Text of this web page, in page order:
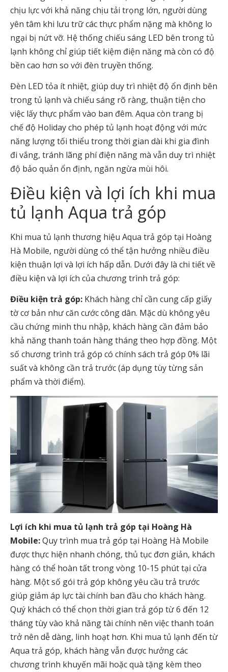
chịu lực với khả năng chịu tải trọng lớn, người dùng
yên tâm khi lưu trữ các thực phẩm nặng mà không lo
ngại bị nứt vỡ. Hệ thống chiếu sáng LED bên trong tủ
lạnh không chỉ giúp tiết kiệm điện năng mà còn có độ
bền cao hơn so với đèn truyền thống.
Đèn LED tỏa ít nhiệt, giúp duy trì nhiệt độ ổn định bên
trong tủ lạnh và chiếu sáng rõ ràng, thuận tiện cho
việc lấy thực phẩm vào ban đêm. Aqua còn trang bị
chế độ Holiday cho phép tủ lạnh hoạt động với mức
năng lượng tối thiểu trong thời gian dài khi gia đình
đi vắng, tránh lãng phí điện năng mà vẫn duy trì nhiệt
độ bảo quản ổn định, ngăn ngừa mùi hôi.
Điều kiện và lợi ích khi mua
tủ lạnh Aqua trả góp
Khi mua tủ lạnh thương hiệu Aqua trả góp tại Hoàng
Hà Mobile, người dùng có thể tận hưởng nhiều điều
kiện thuận lợi và lợi ích hấp dẫn. Dưới đây là chi tiết về
điều kiện và lợi ích của chương trình trả góp:
Điều kiện trả góp: Khách hàng chỉ cần cung cấp giấy
tờ cơ bản như căn cước công dân. Mặc dù không yêu
cầu chứng minh thu nhập, khách hàng cần đảm bảo
khả năng thanh toán hàng tháng theo hợp đồng. Một
số chương trình trả góp có chính sách trả góp 0% lãi
suất và không cần trả trước (áp dụng tùy từng sản
phẩm và thời điểm).
Lợi ích khi mua tủ lạnh trả góp tại Hoàng Hà
Mobile:Quy trình mua trả góp tại Hoàng Hà Mobile
được thực hiện nhanh chóng, thủ tục đơn giản, khách
hàng có thể hoàn tất trong vòng 10-15 phút tại cửa
hàng. Một số gói trả góp không yêu cầu trả trước
giúp giảm áp lực tài chính ban đầu cho khách hàng.
Quý khách có thể chọn thời gian trả góp từ 6 đến 12
tháng tùy vào khả năng tài chính nên việc thanh toán
trở nên dễ dàng, linh hoạt hơn. Khi mua tủ lạnh đến từ
Aqua trả góp, khách hàng vẫn được hưởng các
chương trình khuyến mãi hoặc quà tặng kèm theo